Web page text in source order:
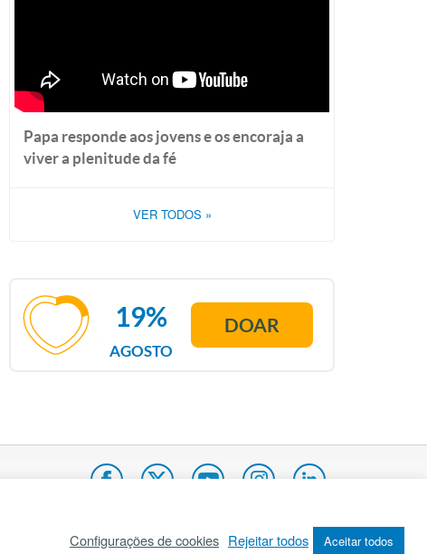
Papa responde aos jovens e os encoraja a
viver a plenitude da fé
VER TODOS »
AGOSTO
19% DOAR
Mapa do site Internacional
Configurações de cookies Rejeitar todos Aceitar todos